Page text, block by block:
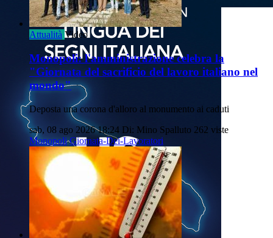
Attualità Video
Monopoli: l'amministrazione celebra la
"Giornata del sacrificio del lavoro italiano nel
mondo"
Deposta una corona d'alloro al monumento ai caduti
sab, 08 ago 2026 18:24 Di: Mino Spalluto 262 viste
Monopoli Giornata-Dei-Lavoratori